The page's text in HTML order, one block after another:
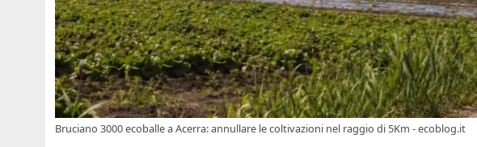
Bruciano 3000 ecoballe a Acerra: annullare le coltivazioni nel raggio di 5Km - ecoblog.it